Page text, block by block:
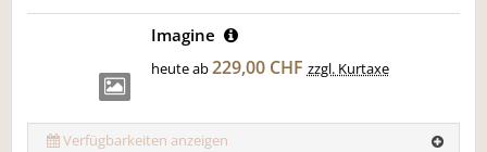
Imagine
heute ab229,00 CHF zzgl. Kurtaxe
Verfügbarkeiten anzeigen